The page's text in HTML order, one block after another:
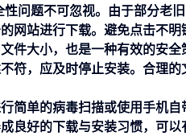
问题不可忽视。由于部分老
网站进行下载。避免点击不
件大小，也是一种有效的安
符，应及时停止安装。合理
简单的病毒扫描或使用手机
良好的下载与安装习惯，可以